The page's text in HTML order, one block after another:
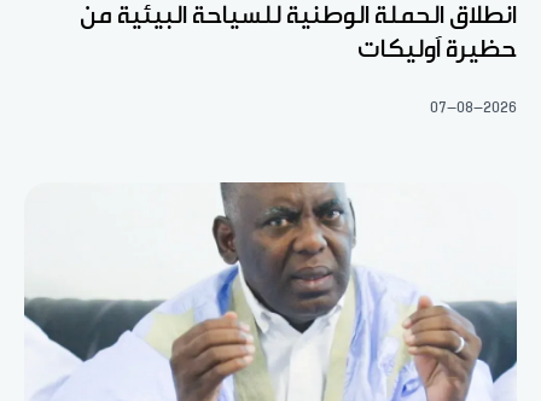
انطلاق الحملة الوطنية للسياحة البيئية من
حظيرة آوليكات
07-08-2026